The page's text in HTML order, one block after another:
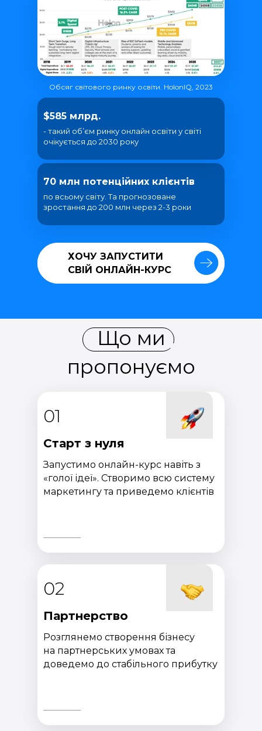
$585 млрд.
Обсяг світового ринку освіти. HolonIQ, 2023
- такий об’єм ринку онлайн освіти у світі
очікується до 2030 року
70 млн потенційних клієнтів
по всьому світу. Та прогнозоване
зростання до 200 млн через 2-3 роки
ХОЧУ ЗАПУСТИТИ
СВІЙ ОНЛАЙН-КУРС
ХОЧУ ЗАПУСТИТИ
СВІЙ ОНЛАЙН-КУРС
Старт з нуля
Партнерство
01
02
Запустимо онлайн-курс навіть з
«голої ідеї». Створимо всю систему
маркетингу та приведемо клієнтів
Розглянемо створення бізнесу
на партнерських умовах та
доведемо до стабільного прибутку
Що ми
пропонуємо